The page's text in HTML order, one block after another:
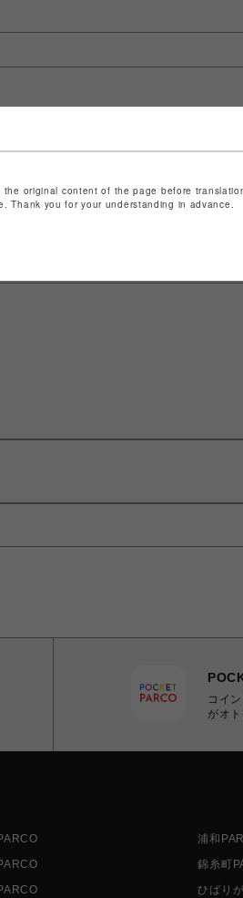
SHOP TOP
コイ
がオ
浦和
錦糸町
ひばり
original content of the page before
Thank you for your understanding in advance.